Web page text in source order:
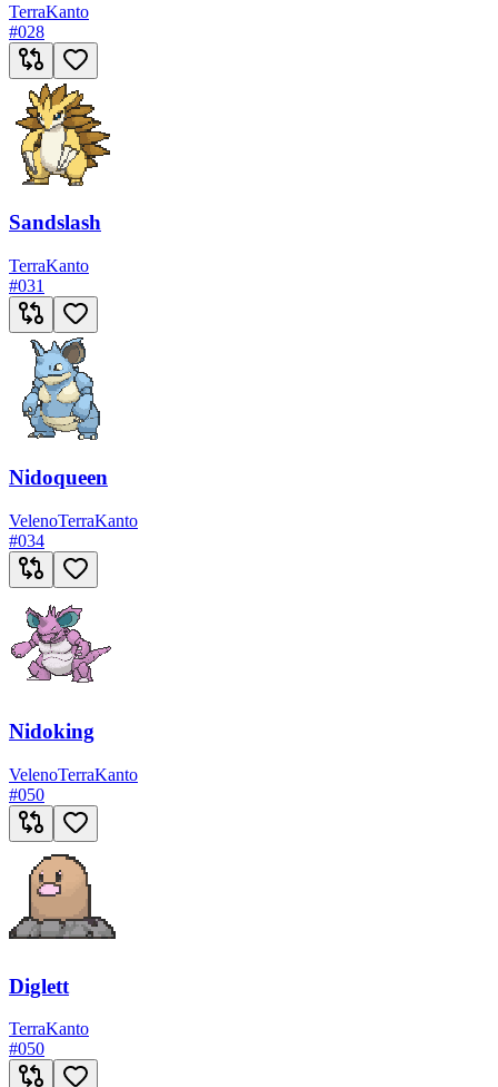
TerraKanto
#028
Sandslash
TerraKanto
#031
Nidoqueen
VelenoTerraKanto
#034
Nidoking
VelenoTerraKanto
#050
Diglett
TerraKanto
#050